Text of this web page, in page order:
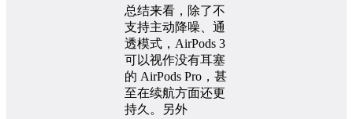
总结来看，除了不
支持主动降噪、通
透模式，AirPods 3
可以视作没有耳塞
的 AirPods Pro，甚
至在续航方面还更
持久。另外